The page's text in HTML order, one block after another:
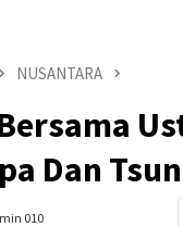
NUSANTARA
Dan
010